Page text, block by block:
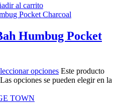
al carrito
Humbug Pocket
opciones Este producto
opciones se pueden elegir en la